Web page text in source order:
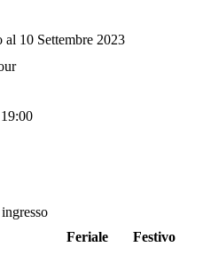
10 Settembre 2023
Feriale
Festivo